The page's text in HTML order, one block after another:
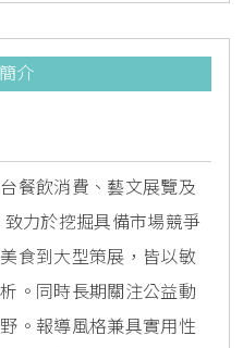
介
餐飲消費、藝文展覽及
力於挖掘具備市場競爭
食到大型策展，皆以敏
。同時長期關注公益動
。報導風格兼具實用性